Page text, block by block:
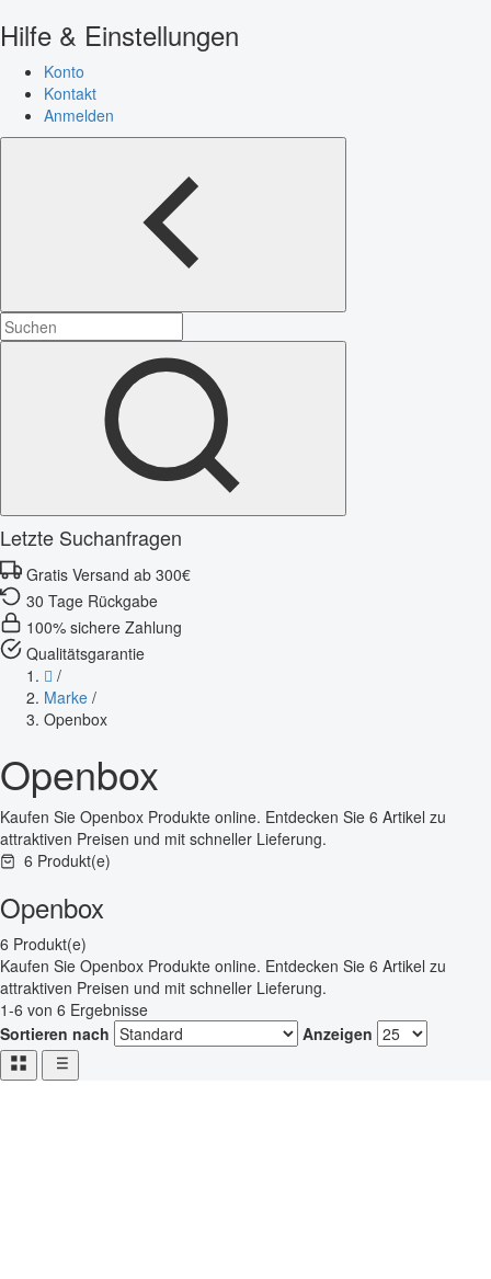
Hilfe & Einstellungen
Konto
Kontakt
Anmelden
Letzte Suchanfragen
Gratis Versand ab 300€
30 Tage Rückgabe
100% sichere Zahlung
Qualitätsgarantie
/
Marke /
Openbox
Openbox
Kaufen Sie Openbox Produkte online. Entdecken Sie 6 Artikel zu
attraktiven Preisen und mit schneller Lieferung.
6 Produkt(e)
Openbox
6 Produkt(e)
Kaufen Sie Openbox Produkte online. Entdecken Sie 6 Artikel zu
attraktiven Preisen und mit schneller Lieferung.
1-6 von 6 Ergebnisse
Sortieren nach
Anzeigen